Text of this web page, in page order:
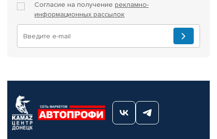
Согласие на получение рекламно-
информационных рассылок